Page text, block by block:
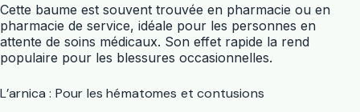
Cette baume est souvent trouvée en pharmacie ou en
pharmacie de service, idéale pour les personnes en
attente de soins médicaux. Son effet rapide la rend
populaire pour les blessures occasionnelles.
L’arnica : Pour les hématomes et contusions